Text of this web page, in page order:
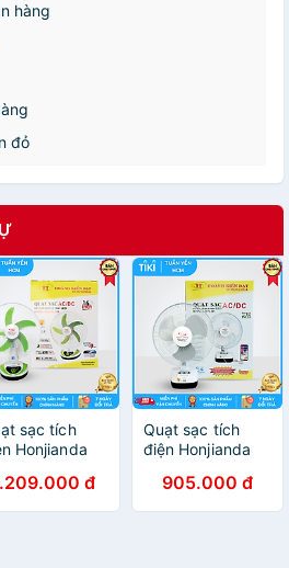
hàng
đỏ
sạc tích
Honjianda
LED & cổng
- Hàng
đ
Quạt sạc tích
điện Honjianda
đèn LED & cổng
USB
905.000 đ